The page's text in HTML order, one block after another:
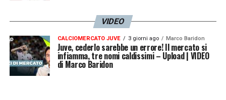
VIDEO
CALCIOMERCATO JUVE 3 giorni ago Marco Baridon
Juve, cederlo sarebbe un errore! Il mercato si
infiamma, tre nomi caldissimi – Upload | VIDEO
di Marco Baridon